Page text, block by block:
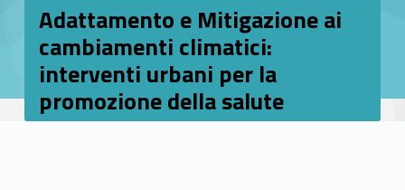
Adattamento e Mitigazione ai
cambiamenti climatici:
interventi urbani per la
promozione della salute